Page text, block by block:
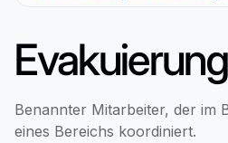
Benannter Mitarbeiter, der im
eines Bereichs koordiniert.